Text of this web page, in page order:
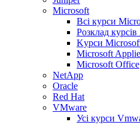
Microsoft
Всі курси
Розклад
Kyрси
Microsoft
Microsoft Office
NetApp
Oracle
Red Hat
VMware
Усі курси